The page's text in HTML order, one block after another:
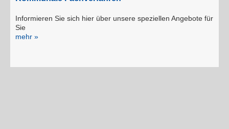
Informieren Sie sich hier über unsere speziellen Angebote für
Sie
mehr »